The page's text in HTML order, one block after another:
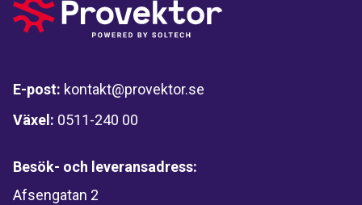
E-post: kontakt@provektor.se
Växel: 0511-240 00
Besök- och leveransadress:
Afsengatan 2